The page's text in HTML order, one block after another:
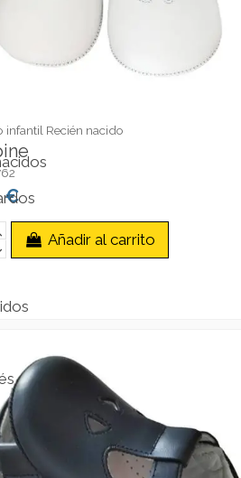
infantil Recién nacido
€
Añadir al carrito